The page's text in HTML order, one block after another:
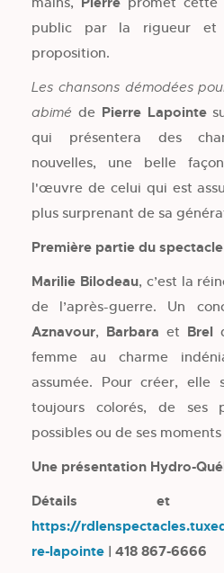
public par la rigueur et
proposition.
Les chansons démodées
abimé de Pierre Lapointe
qui présentera des
nouvelles, une belle
l'œuvre de celui qui est
plus surprenant de sa
Première partie du
Marilie Bilodeau, c’est la
de l’après-guerre. Un
Aznavour, Barbara et Brel
femme au charme
assumée. Pour créer, elle
toujours colorés, de ses
possibles ou de ses
Une présentation Hydro-
Détails
https://
re-lapointe | 418 867-6666